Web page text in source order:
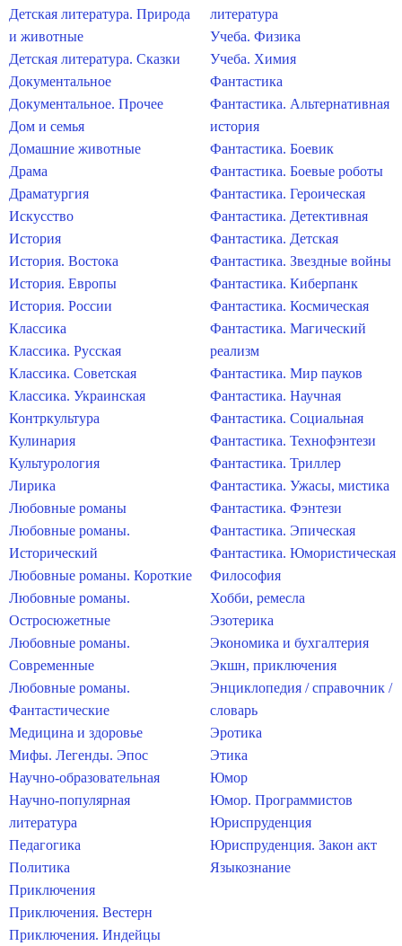
Детская литература. Природа
и животные
Детская литература. Сказки
Документальное
Документальное. Прочее
Дом и семья
Домашние животные
Драма
Драматургия
Искусство
История
История. Востока
История. Европы
История. России
Классика
Классика. Русская
Классика. Советская
Классика. Украинская
Контркультура
Кулинария
Культурология
Лирика
Любовные романы
Любовные романы.
Исторический
Любовные романы. Короткие
Любовные романы.
Остросюжетные
Любовные романы.
Современные
Любовные романы.
Фантастические
Медицина и здоровье
Мифы. Легенды. Эпос
Научно-образовательная
Научно-популярная
литература
Педагогика
Политика
Приключения
Приключения. Вестерн
Приключения. Индейцы
литература
Учеба. Физика
Учеба. Химия
Фантастика
Фантастика. Альтернативная
история
Фантастика. Боевик
Фантастика. Боевые роботы
Фантастика. Героическая
Фантастика. Детективная
Фантастика. Детская
Фантастика. Звездные войны
Фантастика. Киберпанк
Фантастика. Космическая
Фантастика. Магический
реализм
Фантастика. Мир пауков
Фантастика. Научная
Фантастика. Социальная
Фантастика. Технофэнтези
Фантастика. Триллер
Фантастика. Ужасы, мистика
Фантастика. Фэнтези
Фантастика. Эпическая
Фантастика. Юмористическая
Философия
Хобби, ремесла
Эзотерика
Экономика и бухгалтерия
Экшн, приключения
Энциклопедия / справочник /
словарь
Эротика
Этика
Юмор
Юмор. Программистов
Юриспруденция
Юриспруденция. Закон акт
Языкознание